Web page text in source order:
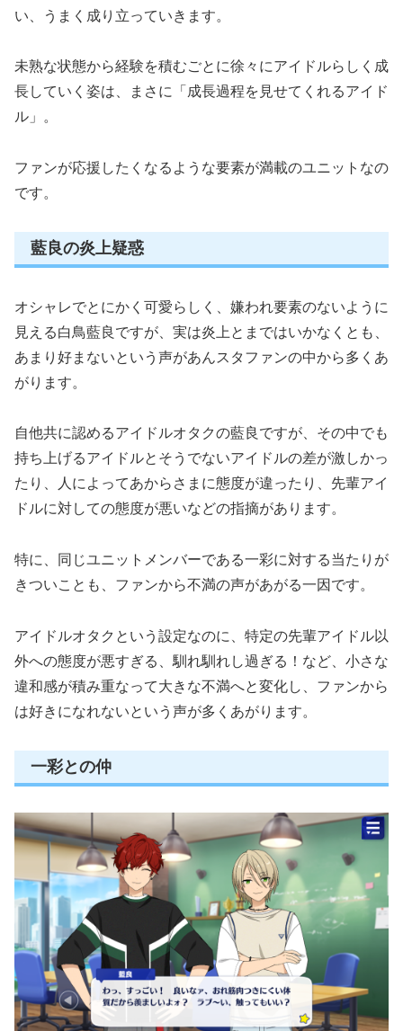
い、うまく成り立っていきます。
未熟な状態から経験を積むごとに徐々にアイドルらしく成
長していく姿は、まさに「成長過程を見せてくれるアイド
ル」。
ファンが応援したくなるような要素が満載のユニットなの
です。
藍良の炎上疑惑
オシャレでとにかく可愛らしく、嫌われ要素のないように
見える白鳥藍良ですが、実は炎上とまではいかなくとも、
あまり好まないという声があんスタファンの中から多くあ
がります。
自他共に認めるアイドルオタクの藍良ですが、その中でも
持ち上げるアイドルとそうでないアイドルの差が激しかっ
たり、人によってあからさまに態度が違ったり、先輩アイ
ドルに対しての態度が悪いなどの指摘があります。
特に、同じユニットメンバーである一彩に対する当たりが
きついことも、ファンから不満の声があがる一因です。
アイドルオタクという設定なのに、特定の先輩アイドル以
外への態度が悪すぎる、馴れ馴れし過ぎる！など、小さな
違和感が積み重なって大きな不満へと変化し、ファンから
は好きになれないという声が多くあがります。
一彩との仲